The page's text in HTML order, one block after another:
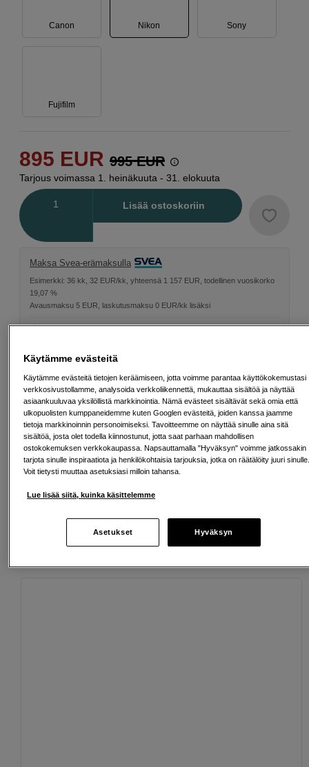
Canon Nikon Sony
Fujifilm
895 EUR 995 EUR
Tarjous voimassa 1. heinäkuuta - 31. elokuuta
Lisää ostoskoriin
Maksa Svea-erämaksulla
Esimerkki: 36 kk, 32 EUR/kk, yhteensä 1 157 EUR, todellinen vuosikorko
19,07 %
Avausmaksu 5 EUR, laskutusmaksu 0 EUR/kk lisäksi
Lainaaminen maksaa! Jos et pysty maksamaan velkaa ajoissa, saatat
velkaneuvonnasta. Yhteystiedot löydät sivulta
Ilmainen toimitus yli 200 EUR ostoksille
Osta nyt ja maksa myöhemmin
Henkilökohtaista palvelua
Käytämme evästeitä
Käytämme evästeitä tietojen keräämiseen, jotta voimme parantaa käyttökokemustasi
verkkosivustollamme, analysoida verkkoliikennettä, mukauttaa sisältöä ja näyttää
asiaankuuluvaa yksilöllistä markkinointia. Nämä evästeet sisältävät sekä omia että
ulkopuolisten kumppaneidemme kuten Googlen evästeitä, joiden kanssa jaamme
tietoja markkinoinnin personoimiseksi. Tavoitteemme on näyttää sinulle aina sitä
sisältöä, josta olet todella kiinnostunut, jotta saat parhaan mahdollisen
ostokokemuksen verkkokaupassa. Napsauttamalla "Hyväksyn" voimme jatkossakin
tarjota sinulle inspiraatiota ja henkilökohtaisia tarjouksia, jotka on räätälöity juuri
Voit tietysti muuttaa asetuksiasi milloin tahansa.
Lue lisää siitä, kuinka käsittelemme
Asetukset Hyväksyn